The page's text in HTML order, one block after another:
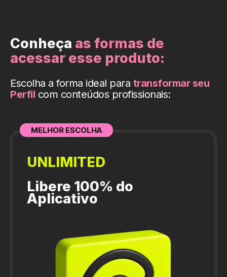
Conheça as formas de
acessar esse produto:
Escolha a forma ideal para transformar seu
Perfil com conteúdos profissionais:
MELHOR ESCOLHA
UNLIMITED
Libere 100% do
Aplicativo